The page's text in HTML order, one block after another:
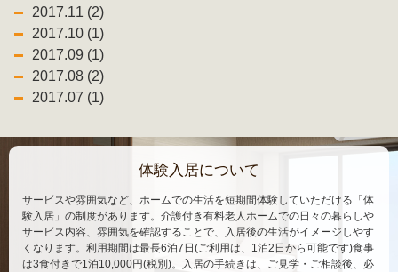
2017.11 (2)
2017.10 (1)
2017.09 (1)
2017.08 (2)
2017.07 (1)
体験入居について
サービスや雰囲気など、ホームでの生活を短期間体験していただける「体
験入居」の制度があります。介護付き有料老人ホームでの日々の暮らしや
サービス内容、雰囲気を確認することで、入居後の生活がイメージしやす
くなります。利用期間は最長6泊7日(ご利用は、1泊2日から可能です)食事
は3食付きで1泊10,000円(税別)。入居の手続きは、ご見学・ご相談後、必